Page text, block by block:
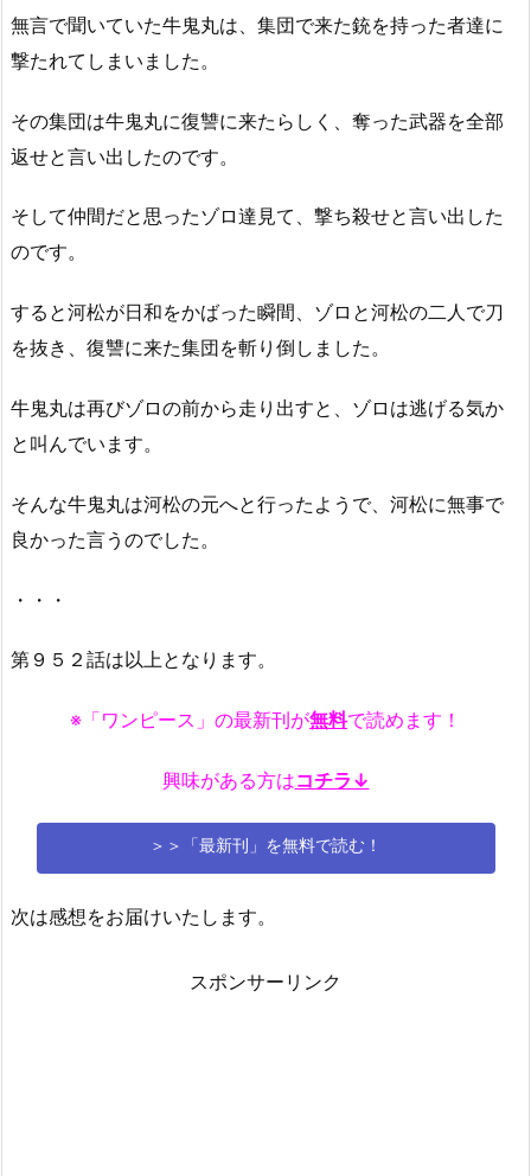
無言で聞いていた牛鬼丸は、集団で来た銃を持った者達に
撃たれてしまいました。
その集団は牛鬼丸に復讐に来たらしく、奪った武器を全部
返せと言い出したのです。
そして仲間だと思ったゾロ達見て、撃ち殺せと言い出した
のです。
すると河松が日和をかばった瞬間、ゾロと河松の二人で刀
を抜き、復讐に来た集団を斬り倒しました。
牛鬼丸は再びゾロの前から走り出すと、ゾロは逃げる気か
と叫んでいます。
そんな牛鬼丸は河松の元へと行ったようで、河松に無事で
良かった言うのでした。
・・・
第９５２話は以上となります。
※「ワンピース」の最新刊が無料で読めます！
興味がある方はコチラ↓
＞＞「最新刊」を無料で読む！
次は感想をお届けいたします。
スポンサーリンク